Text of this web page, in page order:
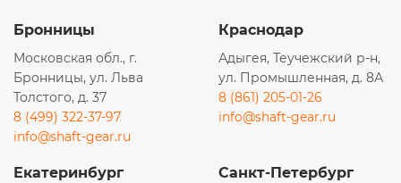
Бронницы
Московская обл., г.
Бронницы, ул. Льва
Толстого, д. 37
8 (499) 322-37-97
info@shaft-gear.ru
Краснодар
Адыгея, Теучежский р-н,
ул. Промышленная, д. 8А
8 (861) 205-01-26
info@shaft-gear.ru
Екатеринбург Санкт-Петербург